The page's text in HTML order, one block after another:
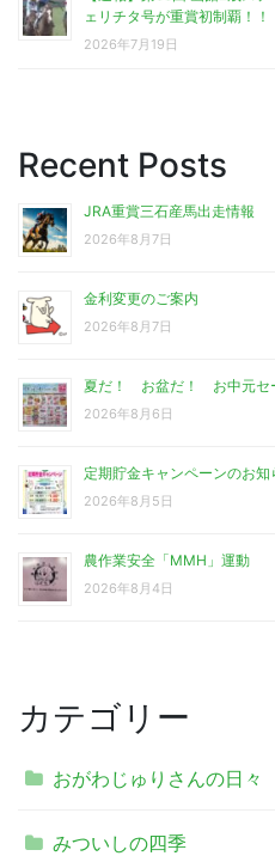
ェリチタ号が重賞初制覇！！
2026年7月19日
Recent Posts
JRA重賞三石産馬出走情報
2026年8月7日
金利変更のご案内
2026年8月7日
夏だ！ お盆だ！ お中元セ
2026年8月6日
定期貯金キャンペーンのお知
2026年8月5日
農作業安全「MMH」運動
2026年8月4日
カテゴリー
おがわじゅりさんの日々
みついしの四季